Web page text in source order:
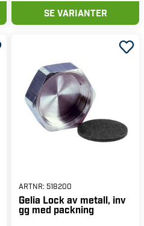
SE VARIANTER
ARTNR: 518200
Gelia Lock av metall, inv
gg med packning